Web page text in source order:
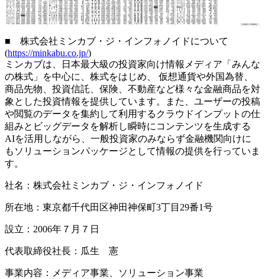
■ 株式会社ミンカブ・ジ・インフォノイドについて
(https://minkabu.co.jp/)
ミンカブは、日本最大級の投資家向け情報メディア「みんな
の株式」を中心に、株式をはじめ、 仮想通貨や外国為替、
商品先物、投資信託、保険、不動産など様々な金融商品を対
象とした投資情報を提供しています。また、ユーザーの投稿
や閲覧のデータを集約して利用するクラウドインプットの仕
組みとビッグデータを解析し瞬時にコンテンツを生成する
AIを活用しながら、一般投資家のみならず金融機関向けに
もソリューションパッケージとして情報の提供を行っていま
す。
社名：株式会社ミンカブ・ジ・インフォノイド
所在地：東京都千代田区神田神保町3丁目29番1号
設立：2006年７月７日
代表取締役社長：瓜生 憲
事業内容：メディア事業、ソリューション事業